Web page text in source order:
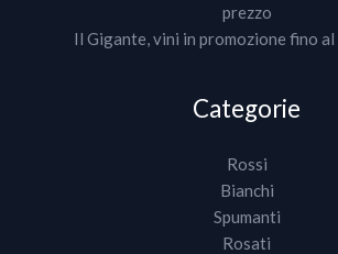
prezzo
Il Gigante, vini in promozione fino
Categorie
Rossi
Bianchi
Spumanti
Rosati